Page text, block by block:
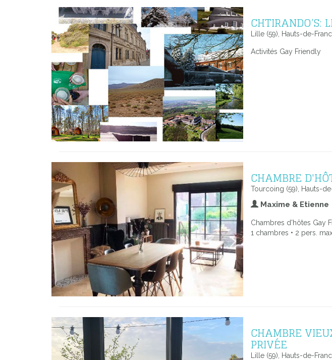
CHTIRANDO’S:
Lille (59), Hauts-de-
Activités Gay Friendly
CHAMBRE
Tourcoing (59), Hauts-
Maxime & Etienne
Chambres d'hôtes Gay
1 chambres • 2 pers.
CHAMBRE
PRIVÉE
Lille (59), Hauts-de-